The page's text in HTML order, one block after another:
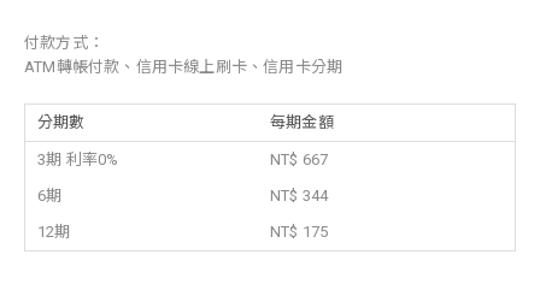
付款方式：
ATM轉帳付款、信用卡線上刷卡、信用卡分期
分期數 每期金額
3期 利率0%
NT$ 667
6期
NT$ 344
12期
NT$ 175